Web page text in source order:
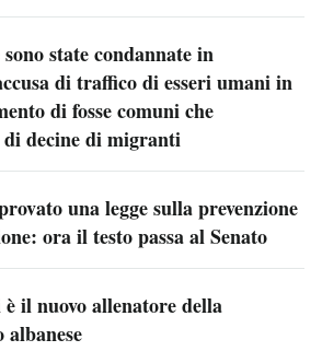
state condannate in
di traffico di esseri umani in
di fosse comuni che
decine di migranti
una legge sulla prevenzione
ora il testo passa al Senato
il nuovo allenatore della